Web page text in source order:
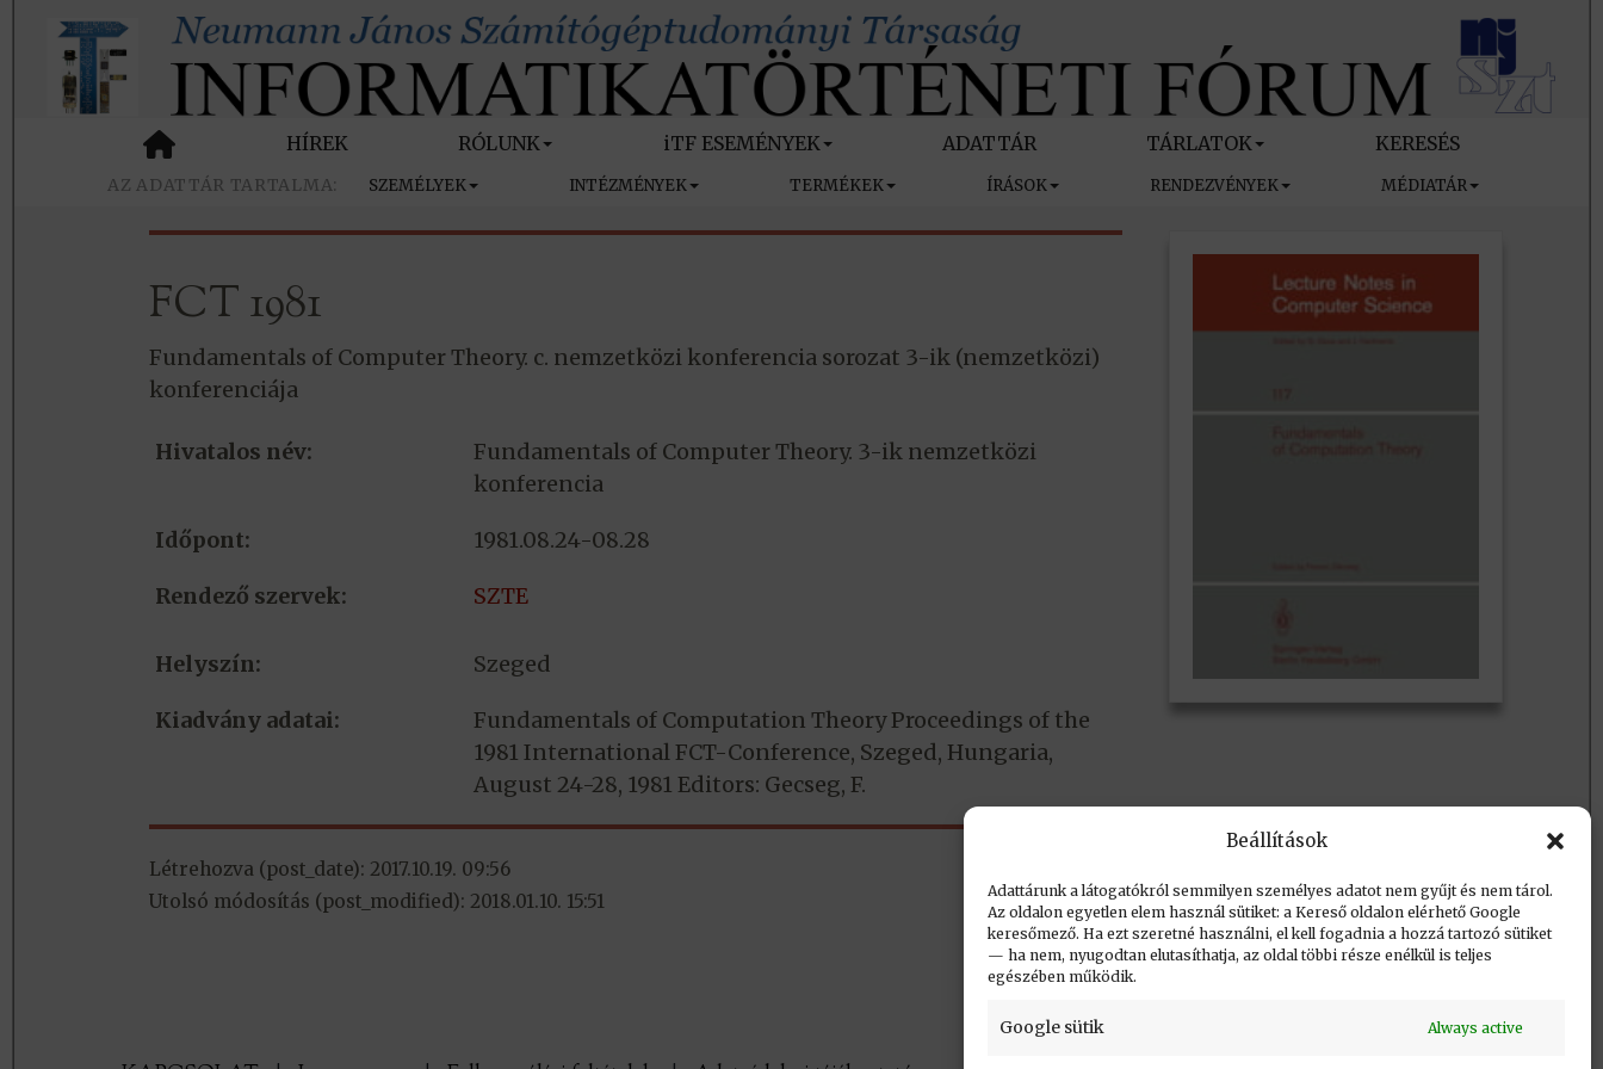
Beállítások
Adattárunk a látogatókról semmilyen személyes adatot nem gyűjt és nem tárol.
Az oldalon egyetlen elem használ sütiket: a Kereső oldalon elérhető Google
keresőmező. Ha ezt szeretné használni, el kell fogadnia a hozzá tartozó sütiket
— ha nem, nyugodtan elutasíthatja, az oldal többi része enélkül is teljes
egészében működik.
Google sütik Always active
HÍREK RÓLUNK iTF ESEMÉNYEK ADATTÁR TÁRLATOK KERESÉS
SZEMÉLYEK INTÉZMÉNYEK TERMÉKEK ÍRÁSOK RENDEZVÉNYEK MÉDIATÁR
FCT 1981
Fundamentals of Computer Theory. c. nemzetközi konferencia sorozat 3-ik (nemzetközi)
konferenciája
Hivatalos név:
Fundamentals of Computer Theory. 3-ik nemzetközi
konferencia
Időpont: 1981.08.24-08.28
Rendező szervek: SZTE
Helyszín: Szeged
Kiadvány adatai:
Fundamentals of Computation Theory Proceedings of the
1981 International FCT-Conference, Szeged, Hungaria,
August 24-28, 1981 Editors: Gecseg, F.
Létrehozva (post_date): 2017.10.19. 09:56
Utolsó módosítás (post_modified): 2018.01.10. 15:51